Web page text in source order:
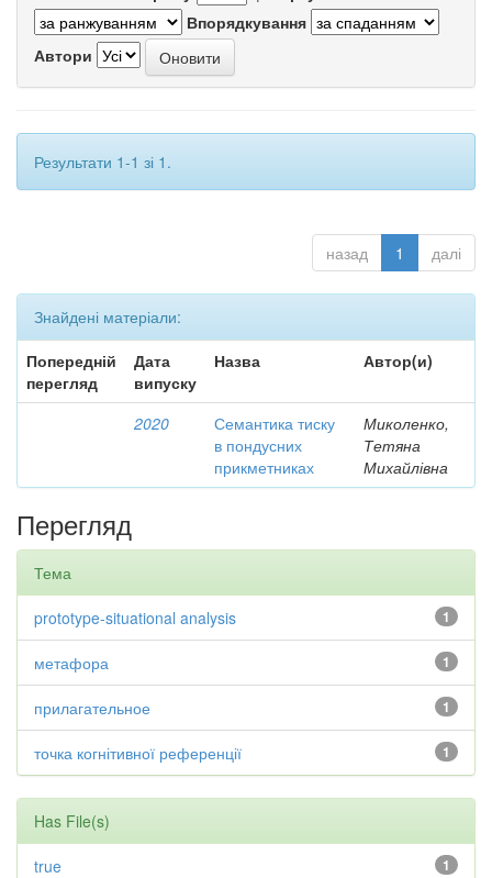
Впорядкування
Автори
Результати 1-1 зі 1.
назад 1 далі
Знайдені матеріали:
Попередній
перегляд
Дата
випуску
Назва Автор(и)
2020
Семантика тиску
в пондусних
прикметниках
Миколенко,
Тетяна
Михайлівна
Перегляд
Тема
1
prototype-situational analysis
1
метафора
1
прилагательное
1
точка когнітивної референції
Has File(s)
1
true